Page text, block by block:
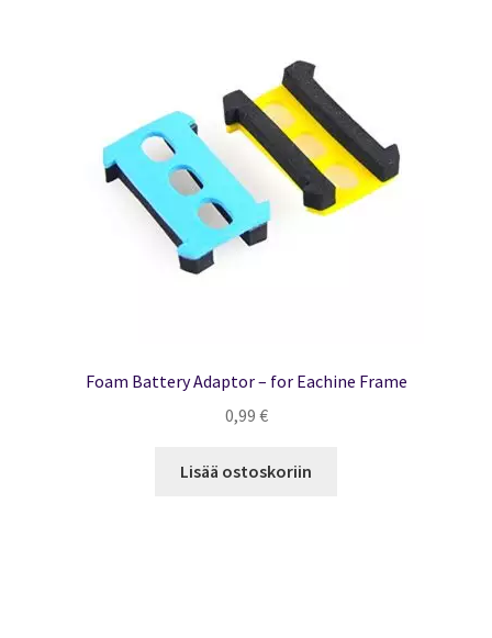
Foam Battery Adaptor – for Eachine Frame
0,99 €
Lisää ostoskoriin